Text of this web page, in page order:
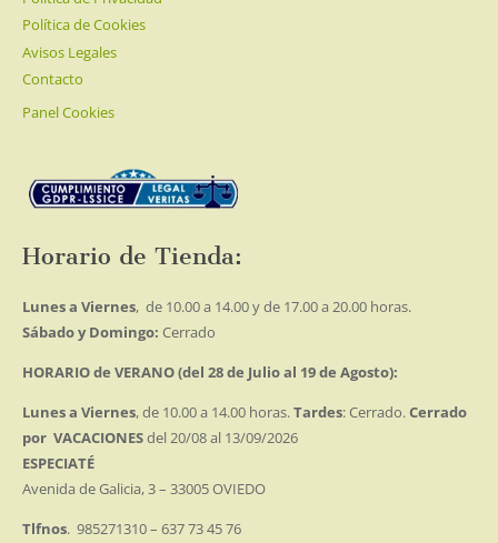
Política de Cookies
Avisos Legales
Contacto
Panel Cookies
Horario de Tienda:
Lunes a Viernes, de 10.00 a 14.00 y de 17.00 a 20.00 horas.
Sábado y Domingo: Cerrado
HORARIO de VERANO (del 28 de Julio al 19 de Agosto):
Lunes a Viernes, de 10.00 a 14.00 horas.Tardes: Cerrado.Cerrado
por VACACIONESdel 20/08 al 13/09/2026
ESPECIATÉ
Avenida de Galicia, 3 – 33005 OVIEDO
Tlfnos. 985271310 – 637 73 45 76